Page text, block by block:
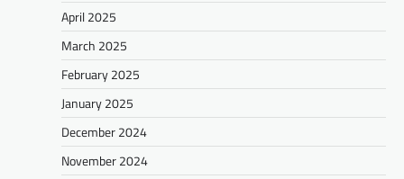
April 2025
March 2025
February 2025
January 2025
December 2024
November 2024